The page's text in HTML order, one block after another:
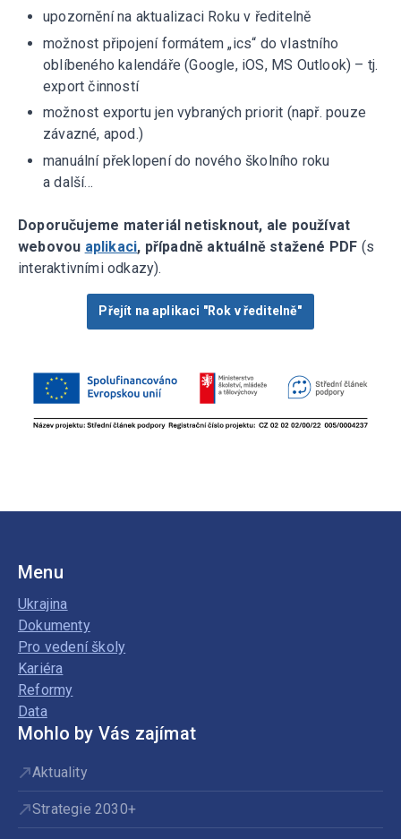
upozornění na aktualizaci Roku v ředitelně
možnost připojení formátem „ics“ do vlastního
oblíbeného kalendáře (Google, iOS, MS Outlook) – tj.
export činností
možnost exportu jen vybraných priorit (např. pouze
závazné, apod.)
manuální překlopení do nového školního roku
a další...
Doporučujeme materiál netisknout, ale používat
webovou aplikaci, případně aktuálně stažené PDF (s
interaktivními odkazy).
Přejít na aplikaci "Rok v ředitelně"
Menu
Ukrajina
Dokumenty
Pro vedení školy
Kariéra
Reformy
Data
Mohlo by Vás zajímat
Aktuality
Strategie 2030+